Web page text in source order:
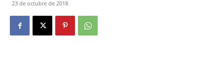
23 de octubre de 2018